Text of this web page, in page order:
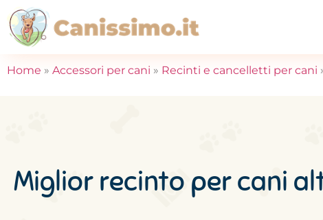
Home » Accessori per cani » Recinti e cancelletti per cani
Miglior recinto per cani